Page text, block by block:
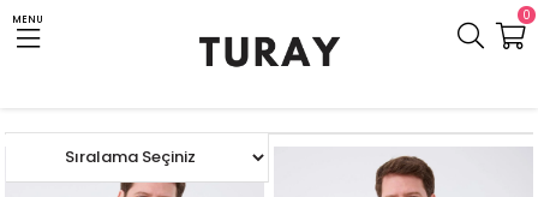
MENU 0